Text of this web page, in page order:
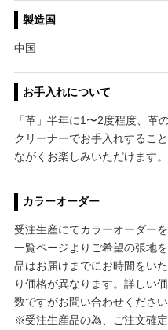
製造国
中国
お手入れについて
「革」半年に1〜2度程度、革
クリーナーでお手入れするこ
ながくお楽しみいただけます。
カラーオーダー
受注生産にてカラーオーダー
一覧ページよりご希望の張地
品はお届けまでにお時間をい
り価格が異なります。詳しい
数ですがお問い合わせください
※受注生産品の為、ご注文確